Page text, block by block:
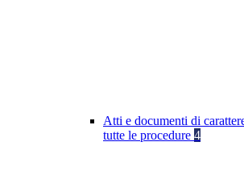
Atti e documenti di
tutte le procedure 4